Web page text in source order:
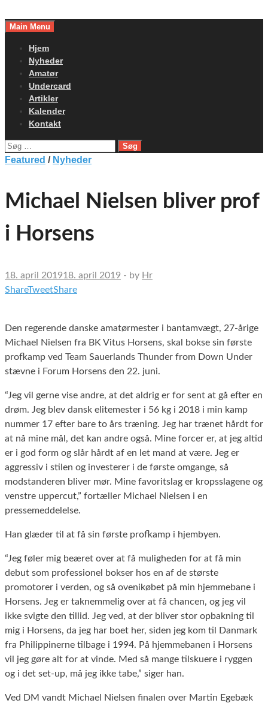
toMain Menu
Hjem
Nyheder
Amatør
Undercard
Artikler
Kalender
Kontakt
Søg
efter:
Featured / Nyheder
Michael Nielsen bliver prof
i Horsens
18. april 201918. april 2019 - by Hr
ShareTweetShare
Den regerende danske amatørmester i bantamvægt, 27-årige
Michael Nielsen fra BK Vitus Horsens, skal bokse sin første
profkamp ved Team Sauerlands Thunder from Down Under
stævne i Forum Horsens den 22. juni.
“Jeg vil gerne vise andre, at det aldrig er for sent at gå efter en
drøm. Jeg blev dansk elitemester i 56 kg i 2018 i min kamp
nummer 17 efter bare to års træning. Jeg har trænet hårdt for
at nå mine mål, det kan andre også. Mine forcer er, at jeg altid
er i god form og slår hårdt af en let mand at være. Jeg er
aggressiv i stilen og investerer i de første omgange, så
modstanderen bliver mør. Mine favoritslag er kropsslagene og
venstre uppercut,” fortæller Michael Nielsen i en
pressemeddelelse.
Han glæder til at få sin første profkamp i hjembyen.
“Jeg føler mig beæret over at få muligheden for at få min
debut som professionel bokser hos en af de største
promotorer i verden, og så ovenikøbet på min hjemmebane i
Horsens. Jeg er taknemmelig over at få chancen, og jeg vil
ikke svigte den tillid. Jeg ved, at der bliver stor opbakning til
mig i Horsens, da jeg har boet her, siden jeg kom til Danmark
fra Philippinerne tilbage i 1994. På hjemmebanen i Horsens
vil jeg gøre alt for at vinde. Med så mange tilskuere i ryggen
og i det set-up, må jeg ikke tabe,” siger han.
Ved DM vandt Michael Nielsen finalen over Martin Egebæk